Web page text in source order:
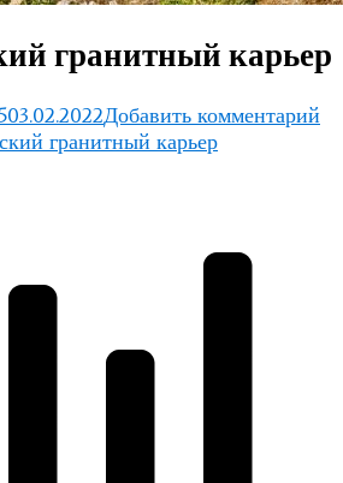
гранитный карьер
03.02.2022Добавить комментарий
гранитный карьер